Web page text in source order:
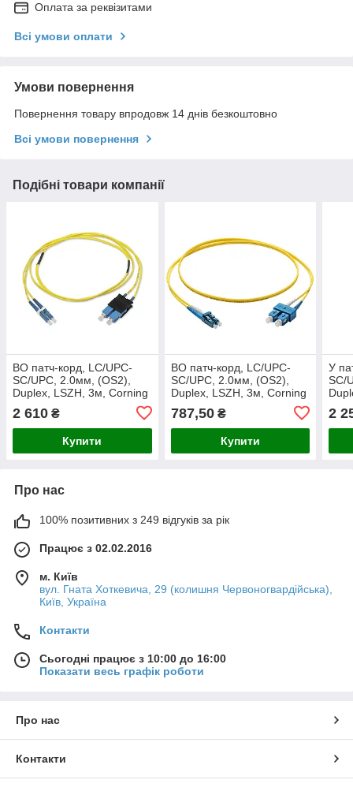
Оплата за реквізитами
Всі умови оплати
Умови повернення
Повернення товару впродовж 14 днів безкоштовно
Всі умови повернення
Подібні товари компанії
ВО патч-корд, LC/UPC-
SC/UPC, 2.0мм, (OS2),
Duplex, LSZH, 3м, Corning
2 610 ₴
Купити
ВО патч-корд, LC/UPC-
SC/UPC, 2.0мм, (OS2),
Duplex, LSZH, 3м, Corning
787,50₴
Купити
У
SC/
2
Про нас
100% позитивних з 249 відгуків за рік
Працює з 02.02.2016
м. Київ
вул. Гната Хоткевича, 29 (колишня Червоногвардійська),
Київ, Україна
Контакти
Сьогодні працює з 10:00 до 16:00
Показати весь графік роботи
Про нас
Контакти